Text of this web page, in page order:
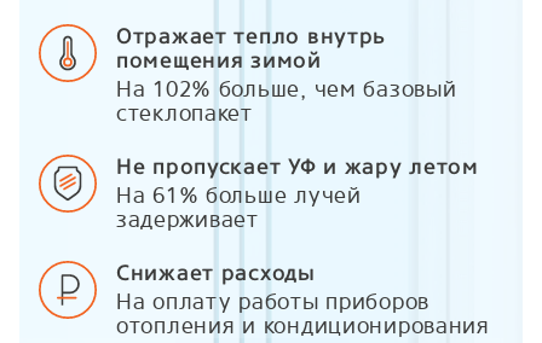
Отражает тепло внутрь
помещения зимой
На 102% больше, чем базовый
стеклопакет
Не пропускает УФ и жару летом
На 61% больше лучей
задерживает
Снижает расходы
На оплату работы приборов
отопления и кондиционирования